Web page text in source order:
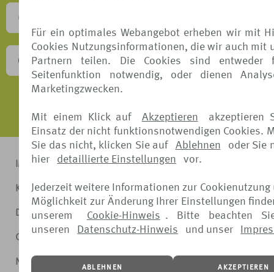
Für ein optimales Webangebot erheben wir mit
Cookies Nutzungsinformationen, die wir auch mit
Partnern teilen. Die Cookies sind entweder
Seitenfunktion notwendig, oder dienen
Marketingzwecken.
Mit einem Klick auf Akzeptieren
akzeptieren
Einsatz der nicht funktionsnotwendigen Cookies.
Sie das nicht, klicken Sie auf
Ablehnen
oder Sie
hier
detaillierte Einstellungen vor.
Jederzeit weitere Informationen zur Cookienutzung
Möglichkeit zur Änderung Ihrer Einstellungen
unserem
Cookie-Hinweis . Bitte beachten
unseren
Datenschutz-Hinweis und unser
ABLEHNEN AKZEPTIEREN
BESCHWERDEVERFAHREN
IMPRESSUM
KONTAKT
DATENSCHUTZ
COOKIE-HINWEIS
NUTZUNGSBEDINGUNGEN